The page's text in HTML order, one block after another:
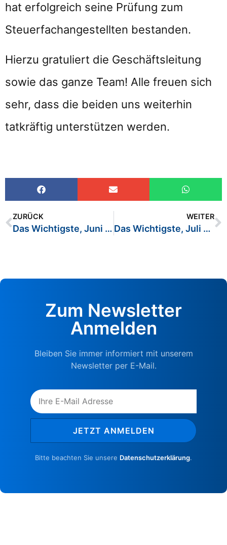
hat erfolgreich seine Prüfung zum
Steuerfachangestellten bestanden.
Hierzu gratuliert die Geschäftsleitung
sowie das ganze Team! Alle freuen sich
sehr, dass die beiden uns weiterhin
tatkräftig unterstützen werden.
ZURÜCK
Das Wichtigste, Juni 2025
WEITER
Das Wichtigste, Juli 2025
Zum Newsletter
Anmelden
Bleiben Sie immer informiert mit unserem
Newsletter per E-Mail.
JETZT ANMELDEN
Bitte beachten Sie unsere Datenschutzerklärung.